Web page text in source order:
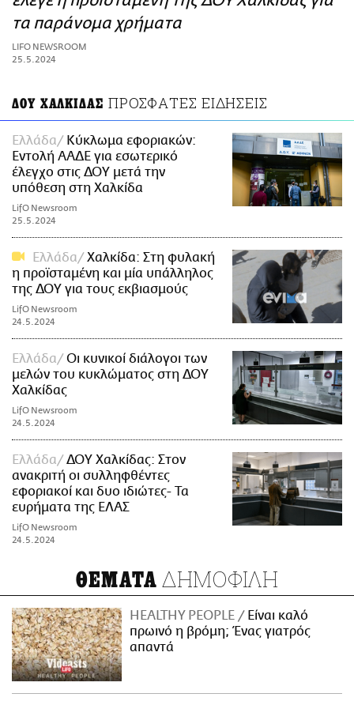
ΑΜΠΑ
PRINT
τα παράνομα χρήματα
LIFO NEWSROOM
25.5.2024
ΔΟΥ ΧΑΛΚΙΔΑΣ ΠΡΟΣΦΑΤΕΣ ΕΙΔΗΣΕΙΣ
Ελλάδα
Κύκλωμα εφοριακών:
Εντολή ΑΑΔΕ για εσωτερικό
έλεγχο στις ΔΟΥ μετά την
υπόθεση στη Χαλκίδα
LifO Newsroom
25.5.2024
Ελλάδα
Χαλκίδα: Στη φυλακή
η προϊσταμένη και μία υπάλληλος
της ΔΟΥ για τους εκβιασμούς
LifO Newsroom
24.5.2024
Ελλάδα
Οι κυνικοί διάλογοι των
μελών του κυκλώματος στη ΔΟΥ
Χαλκίδας
LifO Newsroom
24.5.2024
Ελλάδα
ΔΟΥ Χαλκίδας: Στον
ανακριτή οι συλληφθέντες
εφοριακοί και δυο ιδιώτες- Τα
ευρήματα της ΕΛΑΣ
LifO Newsroom
24.5.2024
ΘΕΜΑΤΑ ΔΗΜΟΦΙΛΗ
HEALTHY PEOPLE
Είναι καλό
πρωινό η βρόμη; Ένας γιατρός
απαντά